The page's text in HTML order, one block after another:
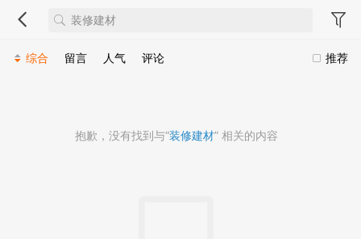
推荐
综合 留言 人气 评论
抱歉，没有找到与“装修建材” 相关的内容